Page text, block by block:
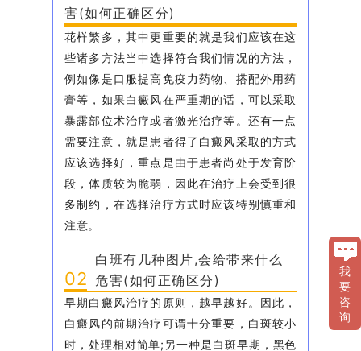
害(如何正确区分)
花样繁多，其中更重要的就是我们应该在这
些诸多方法当中选择符合我们情况的方法，
例如像是口服提高免疫力药物、搭配外用药
膏等，如果白癜风在严重期的话，可以采取
暴露部位术治疗或者激光治疗等。还有一点
需要注意，就是患者得了白癜风采取的方式
应该选择好，重点是由于患者尚处于发育阶
段，体质较为脆弱，因此在治疗上会受到很
多制约，在选择治疗方式时应该特别慎重和
注意。
02
白班有几种图片,会给带来什么
危害(如何正确区分)
早期白癜风治疗的原则，越早越好。因此，
白癜风的前期治疗可谓十分重要，白斑较小
时，处理相对简单;另一种是白斑早期，黑色
我
要
咨
询